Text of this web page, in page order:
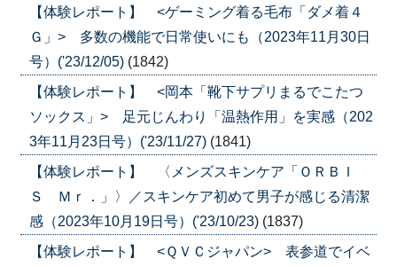
【体験レポート】 <ゲーミング着る毛布「ダメ着４
Ｇ」> 多数の機能で日常使いにも（2023年11月30日
号）('23/12/05) (1842)
【体験レポート】 <岡本「靴下サプリまるでこたつ
ソックス」> 足元じんわり「温熱作用」を実感（202
3年11月23日号）('23/11/27) (1841)
【体験レポート】 〈メンズスキンケア「ＯＲＢＩ
Ｓ Ｍｒ．」〉／スキンケア初めて男子が感じる清潔
感（2023年10月19日号）('23/10/23) (1837)
【体験レポート】 <ＱＶＣジャパン> 表参道でイベ